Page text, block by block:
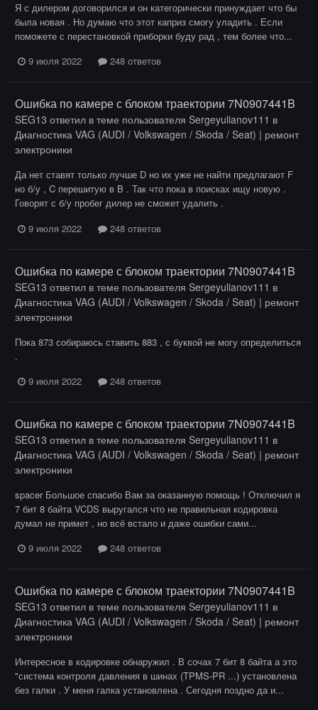
Я с дилером договорился и он категорически принуждает что бы
была новая . Но думаю что этот каприз смогу уладить . Если
поможете с перестановкой приборки буду рад , тем более что...
9 июля 2022
248 ответов
Ошибка по камере с блоком траектории 7N0907441B
SEG13 ответил в теме пользователя Sergeyulianov111 в
Диагностика VAG (AUDI / Volkswagen / Skoda / Seat) | ремонт
электроники
Да нет ставят только лучше D но их уже не найти предлагают F
но б/у , C перешитую в B . Так что пока в поисках ищу новую .
Говорят с б/у пробег дилер не сможет удалить .
9 июля 2022
248 ответов
Ошибка по камере с блоком траектории 7N0907441B
SEG13 ответил в теме пользователя Sergeyulianov111 в
Диагностика VAG (AUDI / Volkswagen / Skoda / Seat) | ремонт
электроники
Пока 873 собираюсь ставить 883 , с буквой не могу определиться
.
9 июля 2022
248 ответов
Ошибка по камере с блоком траектории 7N0907441B
SEG13 ответил в теме пользователя Sergeyulianov111 в
Диагностика VAG (AUDI / Volkswagen / Skoda / Seat) | ремонт
электроники
spacer Большое спасибо Вам за оказанную помощь ! Отключил я
7 бит 8 байта VCDS выругался что не правильная кодировка
думал не примет , но всё встало и даже ошибки сами...
9 июля 2022
248 ответов
Ошибка по камере с блоком траектории 7N0907441B
SEG13 ответил в теме пользователя Sergeyulianov111 в
Диагностика VAG (AUDI / Volkswagen / Skoda / Seat) | ремонт
электроники
Интересное в кодировке обнаружил . В сочах 7 бит 8 байта а это
"система контроля давления в шинах (TPMS-PR ...) установлена
без галки . У меня галка установлена . Сегодня поздно да и...